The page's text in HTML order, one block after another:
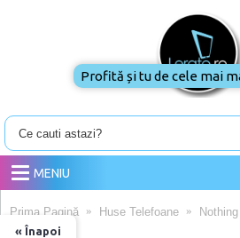
MENIU
« Înapoi
Prima Pagină Huse Telefoane Nothing
Profită și tu de cele mai